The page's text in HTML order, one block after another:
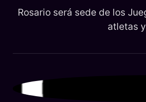
Rosario será sede de los
atletas